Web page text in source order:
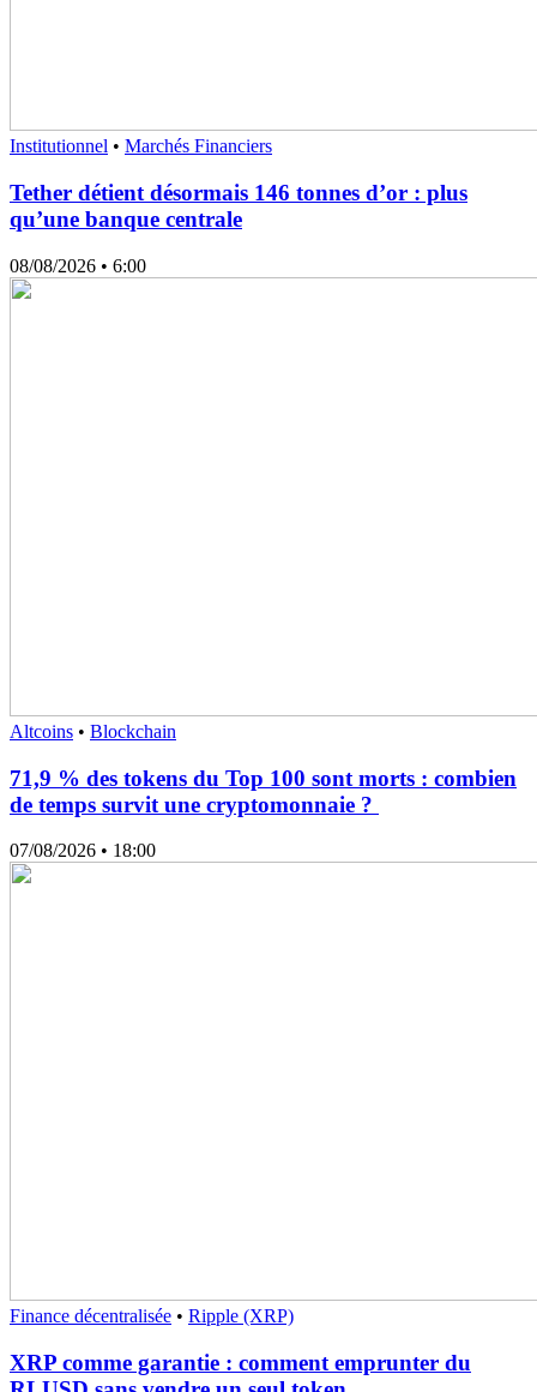
Institutionnel • Marchés Financiers
Tether détient désormais 146 tonnes d’or : plus
qu’une banque centrale
08/08/2026 • 6:00
Altcoins • Blockchain
71,9 % des tokens du Top 100 sont morts : combien
de temps survit une cryptomonnaie ?
07/08/2026 • 18:00
Finance décentralisée • Ripple (XRP)
XRP comme garantie : comment emprunter du